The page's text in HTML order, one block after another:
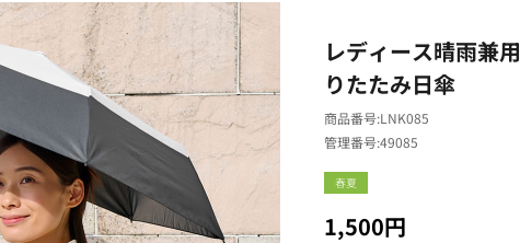
春夏
レディース晴雨兼
りたたみ日傘
1,500円
商品番号 LNK085
管理番号49085